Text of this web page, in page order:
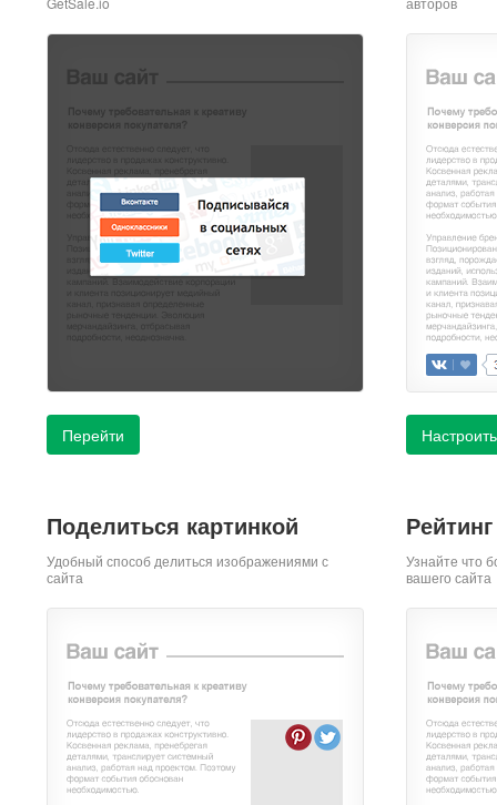
Перейти Настроить
Поделиться картинкой
Удобный способ делиться изображениями с
сайта
Узнайте что
вашего сайта